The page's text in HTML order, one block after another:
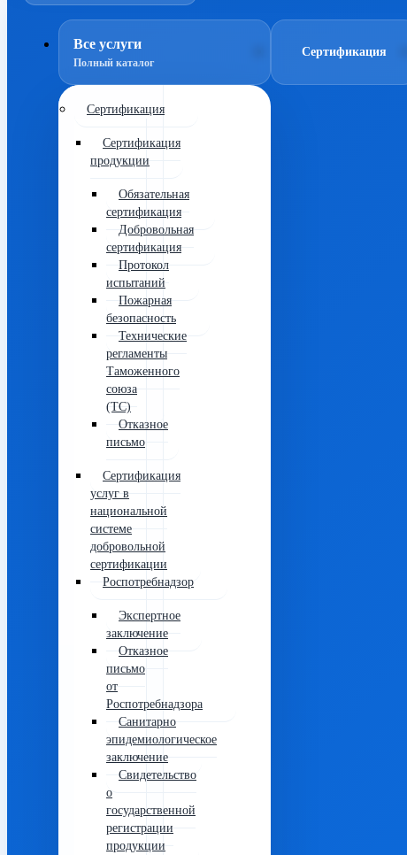
Все услуги
Полный каталог
Сертификация
Сертификация
продукции
Обязательная
сертификация
Добровольная
сертификация
Протокол
испытаний
Пожарная
безопасность
Технические
регламенты
Таможенного
союза
(ТС)
Отказное
письмо
Сертификация
услуг в
национальной
системе
добровольной
сертификации
Роспотребнадзор
Экспертное
заключение
Отказное
письмо
от
Роспотребнадзора
Санитарно
эпидемиологическое
заключение
Свидетельство
о
государственной
регистрации
продукции
Сертификация